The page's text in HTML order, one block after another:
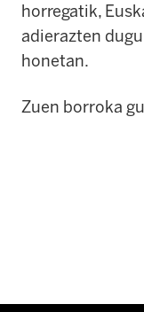
horregatik,
adierazten
honetan.
Zuen borroka